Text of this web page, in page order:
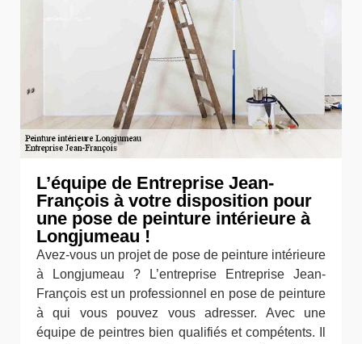
L’équipe de Entreprise Jean-
François à votre disposition pour
une pose de peinture intérieure à
Longjumeau !
Avez-vous un projet de pose de peinture intérieure
à Longjumeau ? L’entreprise Entreprise Jean-
François est un professionnel en pose de peinture
à qui vous pouvez vous adresser. Avec une
équipe de peintres bien qualifiés et compétents. Il